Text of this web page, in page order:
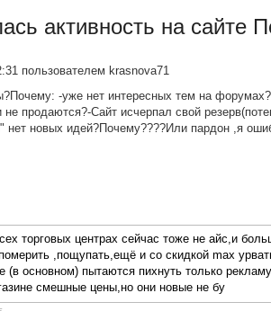
активность на сайте
пользователем krasnova71
-уже нет интересных тем на
продаются?-Сайт исчерпал свой
нет новых идей?Почему????Или пардон ,я
торговых центрах сейчас тоже не айс,и
,пощупать,ещё и со скидкой max
(в основном) пытаются пихнуть только
смешные цены,но они новые не бу